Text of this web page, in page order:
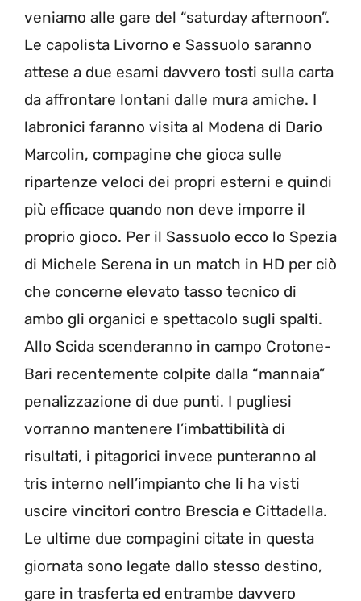
veniamo alle gare del “saturday afternoon”.
Le capolista Livorno e Sassuolo saranno
attese a due esami davvero tosti sulla carta
da affrontare lontani dalle mura amiche. I
labronici faranno visita al Modena di Dario
Marcolin, compagine che gioca sulle
ripartenze veloci dei propri esterni e quindi
più efficace quando non deve imporre il
proprio gioco. Per il Sassuolo ecco lo Spezia
di Michele Serena in un match in HD per ciò
che concerne elevato tasso tecnico di
ambo gli organici e spettacolo sugli spalti.
Allo Scida scenderanno in campo Crotone-
Bari recentemente colpite dalla “mannaia”
penalizzazione di due punti. I pugliesi
vorranno mantenere l’imbattibilità di
risultati, i pitagorici invece punteranno al
tris interno nell’impianto che li ha visti
uscire vincitori contro Brescia e Cittadella.
Le ultime due compagini citate in questa
giornata sono legate dallo stesso destino,
gare in trasferta ed entrambe davvero